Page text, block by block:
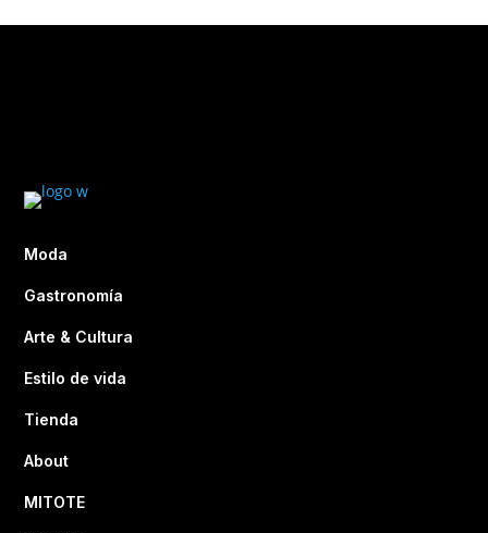
Moda
Gastronomía
Arte & Cultura
Estilo de vida
Tienda
About
MITOTE